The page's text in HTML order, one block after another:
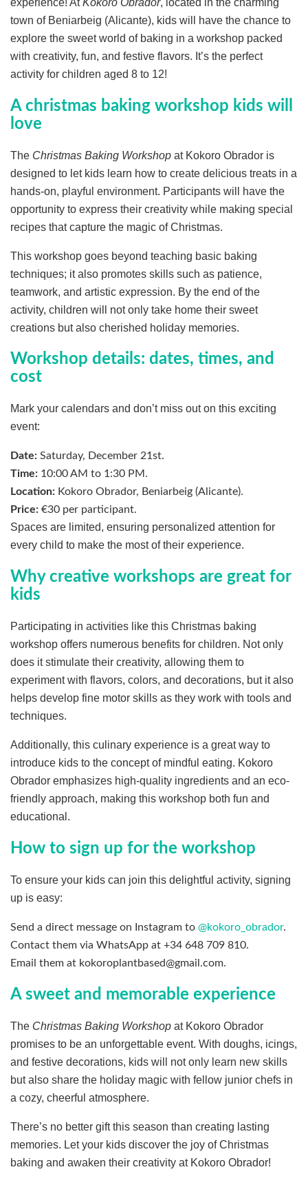
town of Beniarbeig (Alicante), kids will have the chance to
explore the sweet world of baking in a workshop packed
with creativity, fun, and festive flavors. It’s the perfect
activity for children aged 8 to 12!
A christmas baking workshop kids will
love
The Christmas Baking Workshop at Kokoro Obrador is
designed to let kids learn how to create delicious treats in a
hands-on, playful environment. Participants will have the
opportunity to express their creativity while making special
recipes that capture the magic of Christmas.
This workshop goes beyond teaching basic baking
techniques; it also promotes skills such as patience,
teamwork, and artistic expression. By the end of the
activity, children will not only take home their sweet
creations but also cherished holiday memories.
Workshop details: dates, times, and
cost
Mark your calendars and don’t miss out on this exciting
event:
Date: Saturday, December 21st.
Time: 10:00 AM to 1:30 PM.
Location: Kokoro Obrador, Beniarbeig (Alicante).
Price: €30 per participant.
Spaces are limited, ensuring personalized attention for
every child to make the most of their experience.
Why creative workshops are great for
kids
Participating in activities like this Christmas baking
workshop offers numerous benefits for children. Not only
does it stimulate their creativity, allowing them to
experiment with flavors, colors, and decorations, but it also
helps develop fine motor skills as they work with tools and
techniques.
Additionally, this culinary experience is a great way to
introduce kids to the concept of mindful eating. Kokoro
Obrador emphasizes high-quality ingredients and an eco-
friendly approach, making this workshop both fun and
educational.
How to sign up for the workshop
To ensure your kids can join this delightful activity, signing
up is easy:
Send a direct message on Instagram to @kokoro_obrador.
Contact them via WhatsApp at +34 648 709 810.
Email them at kokoroplantbased@gmail.com.
A sweet and memorable experience
The Christmas Baking Workshop at Kokoro Obrador
promises to be an unforgettable event. With doughs, icings,
and festive decorations, kids will not only learn new skills
but also share the holiday magic with fellow junior chefs in
a cozy, cheerful atmosphere.
There’s no better gift this season than creating lasting
memories. Let your kids discover the joy of Christmas
baking and awaken their creativity at Kokoro Obrador!